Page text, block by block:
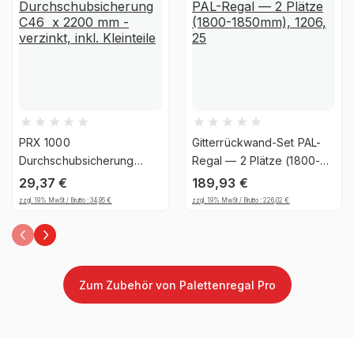
UV-
Ja, jedoch nicht für die
Garantiezeit 10 Jahre
Brancheneignung
Handwerk & Werkstatt,
Industrie & Fertigung,
Auto & Garage, E-
Montageart schraubbar
PRX 1000
Durchschubsicherung
C46 x 2200 mm -
verzinkt, inkl. Kleinteile
29,37€
zzgl. 19% MwSt / Brutto :34,95€
Gitterrückwand-Set PAL-
Regal — 2 Plätze (1800-
1850mm), 1206, 25
189,93 €
zzgl. 19% MwSt / Brutto :226,02€
Zum Zubehör von Palettenregal Pro